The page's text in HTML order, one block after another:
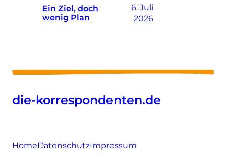
Ein Ziel, doch
wenig Plan
6. Juli
2026
die-korrespondenten.de
HomeDatenschutzImpressum